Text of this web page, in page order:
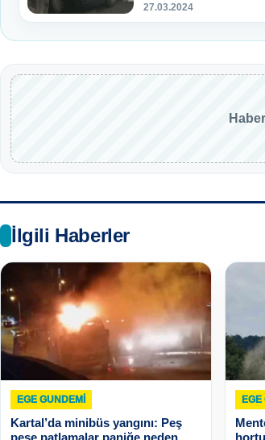
27.03.2024
İlgili Haberler
EGE GUNDEMİ
Kartal’da minibüs yangını: Peş
EGE